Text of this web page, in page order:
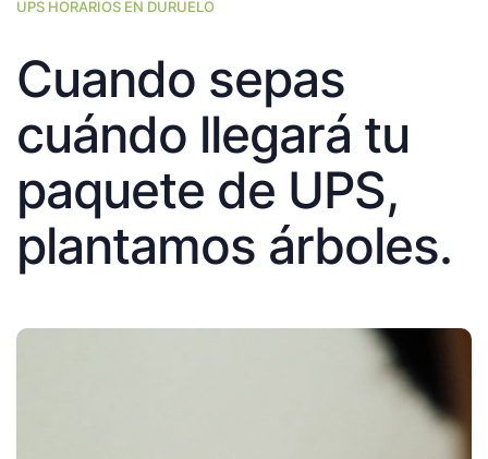
UPS HORARIOS EN DURUELO
Cuando sepas
cuándo llegará tu
paquete de UPS,
plantamos árboles.